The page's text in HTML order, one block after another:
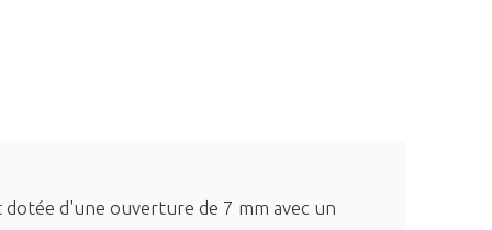
d'une ouverture de 7 mm avec un